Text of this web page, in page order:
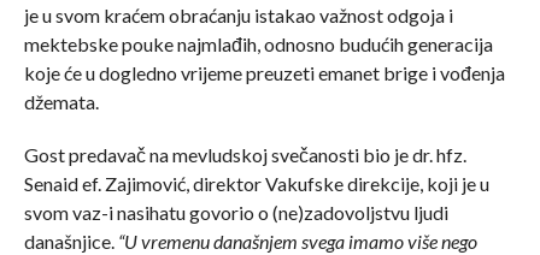
je u svom kraćem obraćanju istakao važnost odgoja i
mektebske pouke najmlađih, odnosno budućih generacija
koje će u dogledno vrijeme preuzeti emanet brige i vođenja
džemata.
Gost predavač na mevludskoj svečanosti bio je dr. hfz.
Senaid ef. Zajimović, direktor Vakufske direkcije, koji je u
svom vaz-i nasihatu govorio o (ne)zadovoljstvu ljudi
današnjice. “U vremenu današnjem svega imamo više nego